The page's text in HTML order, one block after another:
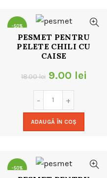
-50%
PESMET PENTRU
PELETE CHILI CU
CAISE
18.00lei Prețul
inițial
a
fost:
9.00 lei
ADAUGĂ ÎN COȘ
-50%